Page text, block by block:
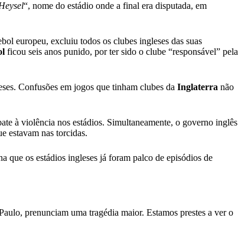
“, nome do estádio onde a final era disputada, em
europeu, excluiu todos os clubes ingleses das suas
ficou seis anos punido, por ter sido o clube “responsável” pela
Confusões em jogos que tinham clubes da Inglaterra não
à violência nos estádios. Simultaneamente, o governo inglês
estavam nas torcidas.
que os estádios ingleses já foram palco de episódios de
prenunciam uma tragédia maior. Estamos prestes a ver o